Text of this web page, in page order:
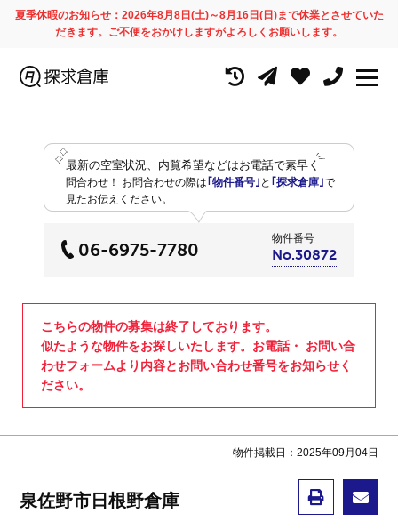
夏季休暇のお知らせ：2026年8月8日(土)～8月16日(日)まで休業とさせていた
だきます。ご不便をおかけしますがよろしくお願いします。
最新の空室状況、内覧希望などはお電話で素早く
問合わせ！ お問合わせの際は ｢物件番号｣ と ｢探求倉庫｣で
見たお伝えください。
06-6975-7780
物件番号
No.30872
こちらの物件の募集は終了しております。
似たような物件をお探しいたします。お電話・ お問い合
わせフォームより内容とお問い合わせ番号をお知らせく
ださい。
物件掲載日：2025年09月04日
泉佐野市日根野倉庫